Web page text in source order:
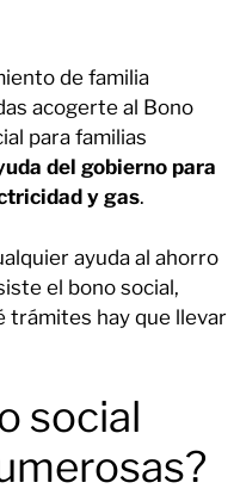
de familia
acogerte al Bono
para familias
del gobierno para
y gas.
ayuda al ahorro
el bono social,
trámites hay que llevar
social